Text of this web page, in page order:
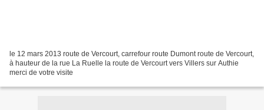
le 12 mars 2013 route de Vercourt, carrefour route Dumont route de Vercourt,
à hauteur de la rue La Ruelle la route de Vercourt vers Villers sur Authie
merci de votre visite